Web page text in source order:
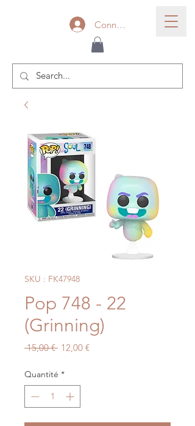
Connexion
SKU : FK47948
Pop 748 - 22
(Grinning)
15,00 € Prix
12,00 €Prix
Quantité *